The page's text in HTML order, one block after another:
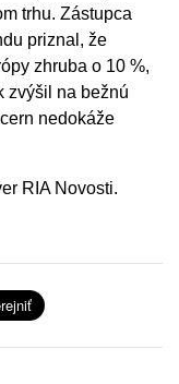
trhu. Zástupca
priznal, že
zhruba o 10 %,
zvýšil na bežnú
nedokáže
RIA Novosti.